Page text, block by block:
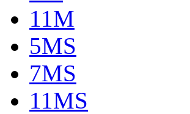
11M
5MS
7MS
11MS